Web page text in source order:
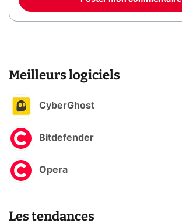
Meilleurs logiciels
CyberGhost
Bitdefender
Opera
Les tendances